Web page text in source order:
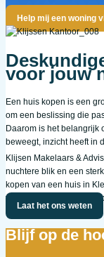
Help mij een woning
voor jouw
Een huis kopen is een
om een beslissing die
Daarom is het belangrijk
beweegt, inzicht heeft in
Klijsen Makelaars &
nuchtere blik en een
kopen van een huis in
vinden, maar vooral een
Laat het ons weten
Blijf op de